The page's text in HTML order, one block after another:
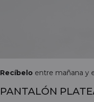
Recíbelo entre mañana y
PANTALÓN